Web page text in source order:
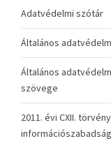
Adatvédelmi szótár
Általános
Általános
szövege
2011. évi CXII.